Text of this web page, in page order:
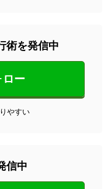
術を発信中
ー
やすい
信中